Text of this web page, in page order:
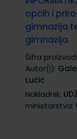
općih i
gimnazija
gimnazija
Šifra
Autor(i):
Lučić
Nakladnik:
ministarstva: